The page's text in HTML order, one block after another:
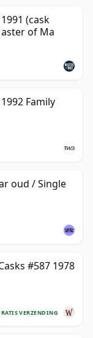
(cask
of Ma
Family
oud / Single
#587 1978
VERZENDING